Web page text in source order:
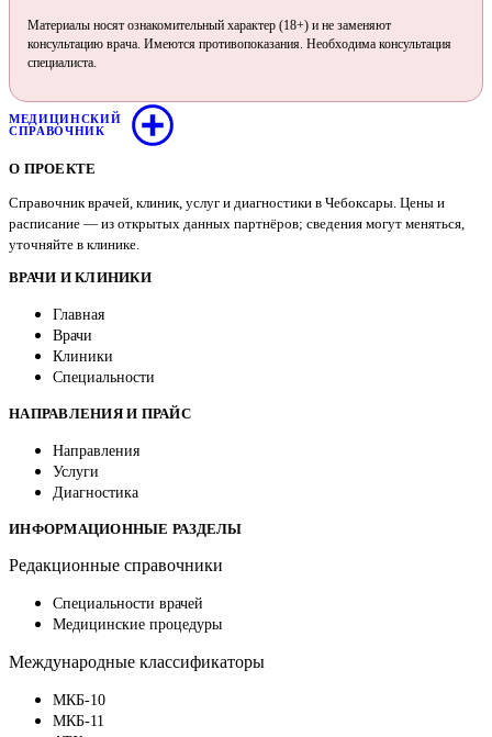
Материалы носят ознакомительный характер (18+) и не заменяют
консультацию врача. Имеются противопоказания. Необходима консультация
специалиста.
МЕДИЦИНСКИЙ
СПРАВОЧНИК
О ПРОЕКТЕ
Справочник врачей, клиник, услуг и диагностики в Чебоксары. Цены и
расписание — из открытых данных партнёров; сведения могут меняться,
уточняйте в клинике.
ВРАЧИ И КЛИНИКИ
Главная
Врачи
Клиники
Специальности
НАПРАВЛЕНИЯ И ПРАЙС
Направления
Услуги
Диагностика
ИНФОРМАЦИОННЫЕ РАЗДЕЛЫ
Редакционные справочники
Специальности врачей
Медицинские процедуры
Международные классификаторы
МКБ-10
МКБ-11